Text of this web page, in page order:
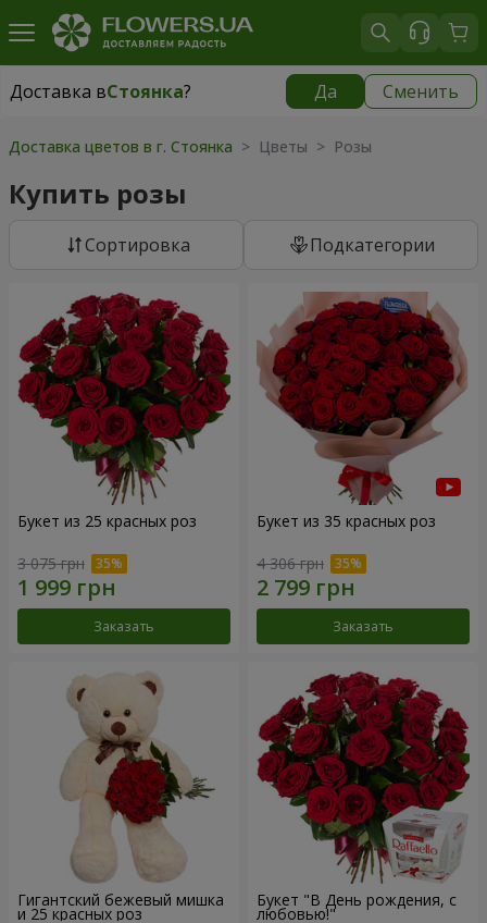
Доставка вСтоянка? Да Сменить
Доставка вСтоянка|
Доставка цветов в г. Стоянка > Цветы > Розы
Купить розы
Cортировка Подкатегории
Букет из 25 красных роз
3 075 грн
Заказать
Букет из 35 красных роз
4 306 грн
Заказать
Гигантский бежевый мишка
и 25 красных роз
Букет "В День рождения, с
любовью!"